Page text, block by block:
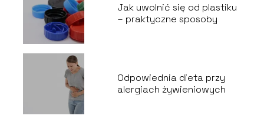
Jak uwolnić się od plastiku
– praktyczne sposoby
Odpowiednia dieta przy
alergiach żywieniowych